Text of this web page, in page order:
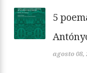
5
agosto 08,